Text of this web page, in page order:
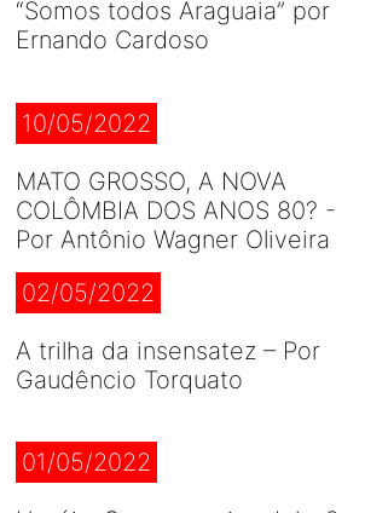
“Somos todos Araguaia” por
Ernando Cardoso
10/05/2022
MATO GROSSO, A NOVA
COLÔMBIA DOS ANOS 80? -
Por Antônio Wagner Oliveira
02/05/2022
A trilha da insensatez – Por
Gaudêncio Torquato
01/05/2022